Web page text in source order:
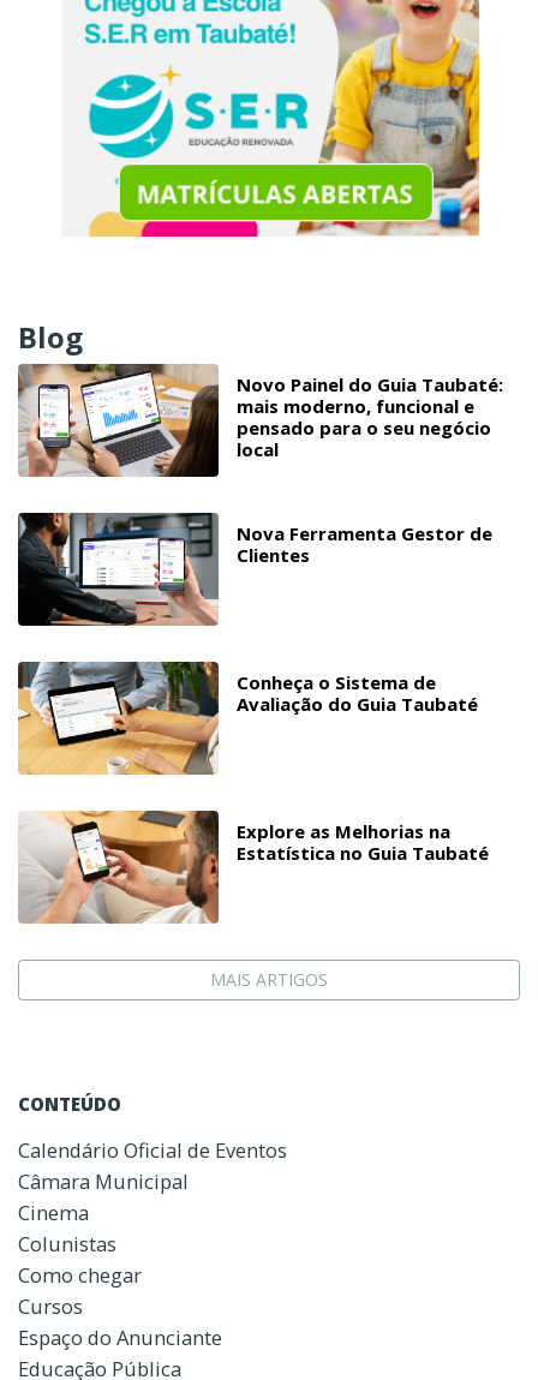
Blog
Novo Painel do Guia Taubaté:
mais moderno, funcional e
pensado para o seu negócio
local
Nova Ferramenta Gestor de
Clientes
Conheça o Sistema de
Avaliação do Guia Taubaté
Explore as Melhorias na
Estatística no Guia Taubaté
MAIS ARTIGOS
CONTEÚDO
Calendário Oficial de Eventos
Câmara Municipal
Cinema
Colunistas
Como chegar
Cursos
Espaço do Anunciante
Educação Pública